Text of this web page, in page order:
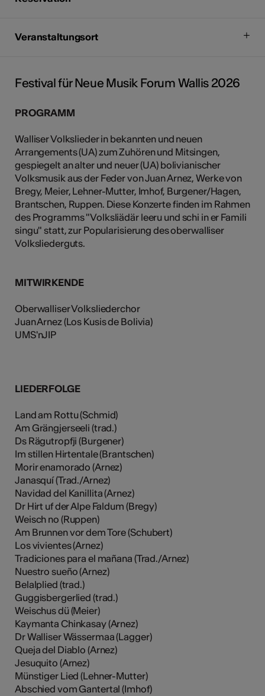
Veranstaltungsort
Festival für Neue Musik Forum Wallis 2026
PROGRAMM
Walliser Volkslieder in bekannten und neuen
Arrangements (UA) zum Zuhören und Mitsingen,
gespiegelt an alter und neuer (UA) bolivianischer
Volksmusik aus der Feder von Juan Arnez, Werke von
Bregy, Meier, Lehner-Mutter, Imhof, Burgener/Hagen,
Brantschen, Ruppen. Diese Konzerte finden im Rahmen
des Programms "Volksliädär leeru und schi in er Famili
singu" statt, zur Popularisierung des oberwalliser
Volksliederguts.
MITWIRKENDE
Oberwalliser Volksliederchor
Juan Arnez (Los Kusis de Bolivia)
UMS'nJIP
LIEDERFOLGE
Land am Rottu (Schmid)
Am Grängjerseeli (trad.)
Ds Rägutropfji (Burgener)
Im stillen Hirtentale (Brantschen)
Morir enamorado (Arnez)
Janasquí (Trad./Arnez)
Navidad del Kanillita (Arnez)
Dr Hirt uf der Alpe Faldum (Bregy)
Weisch no (Ruppen)
Am Brunnen vor dem Tore (Schubert)
Los vivientes (Arnez)
Tradiciones para el mañana (Trad./Arnez)
Nuestro sueño (Arnez)
Belalplied (trad.)
Guggisbergerlied (trad.)
Weischus dü (Meier)
Kaymanta Chinkasay (Arnez)
Dr Walliser Wässermaa (Lagger)
Queja del Diablo (Arnez)
Jesuquito (Arnez)
Münstiger Lied (Lehner-Mutter)
Abschied vom Gantertal (Imhof)